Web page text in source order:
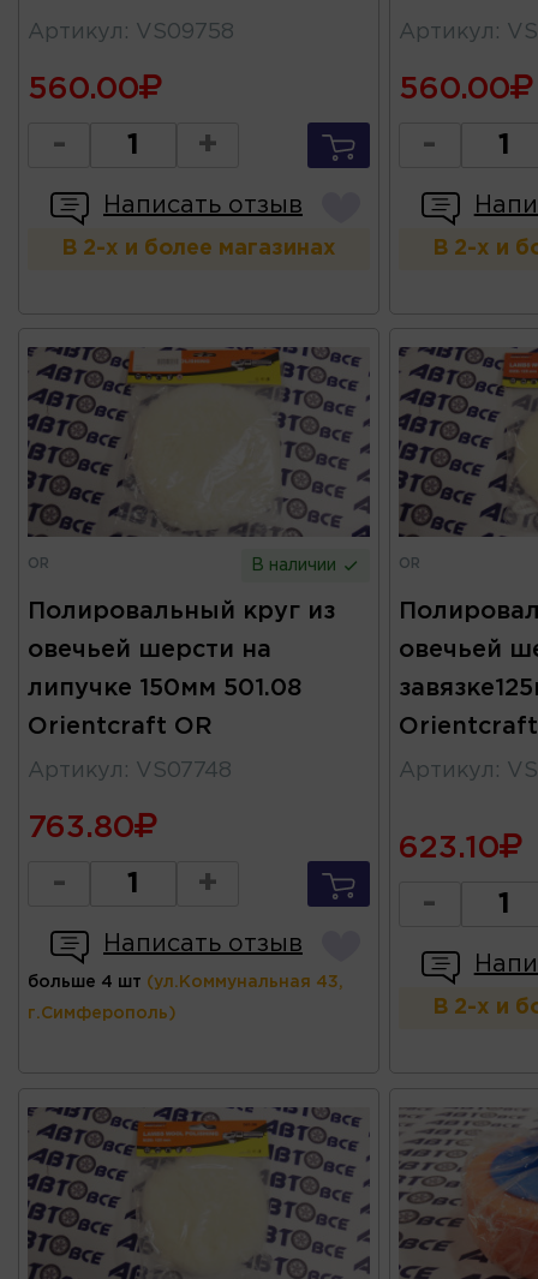
Артикул : VS09758
560.00
- +
Написать отзыв
В 2-х и более магазинах
Артикул :
560.00
-
В 2-х и
OR В наличии
Полировальный круг из
овечьей шерсти на
липучке 150мм 501.08
Orientcraft OR
Артикул : VS07748
763.80
- +
Написать отзыв
больше 4 шт (ул.Коммунальная 43,
г.Симферополь)
OR
овечьей
Orientcraft
Артикул :
623.10
-
В 2-х и